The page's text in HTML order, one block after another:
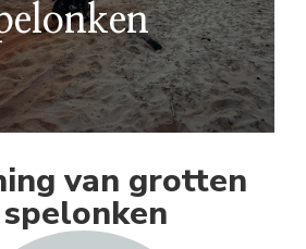
van grotten